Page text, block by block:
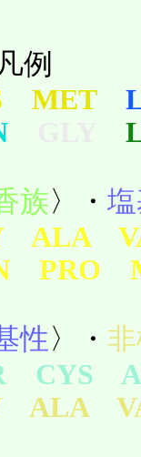
例
MET
族〉・
ALA
PRO
性〉・
CYS
ALA